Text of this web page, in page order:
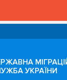
УКРАЇНИ